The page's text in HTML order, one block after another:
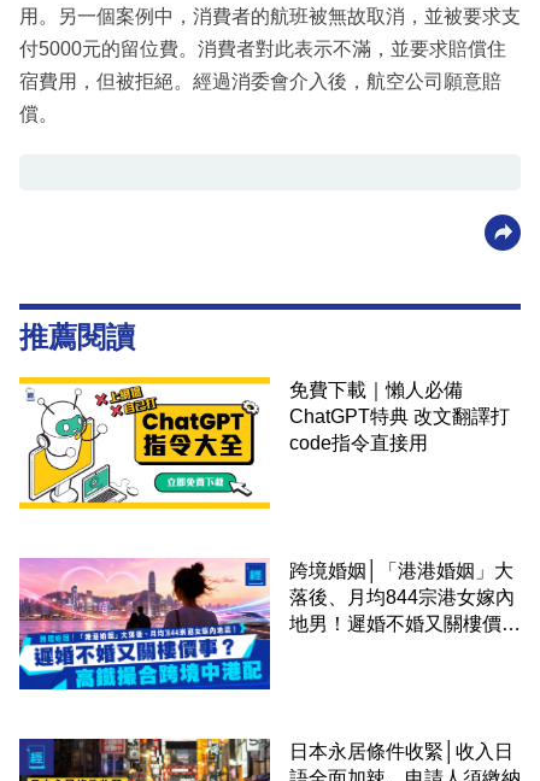
用。另一個案例中，消費者的航班被無故取消，並被要求支
付5000元的留位費。消費者對此表示不滿，並要求賠償住
宿費用，但被拒絕。經過消委會介入後，航空公司願意賠
償。
推薦閱讀
免費下載｜懶人必備
ChatGPT特典 改文翻譯打
code指令直接用
跨境婚姻│「港港婚姻」大
落後、月均844宗港女嫁內
地男！遲婚不婚又關樓價
日本永居條件收緊│收入日